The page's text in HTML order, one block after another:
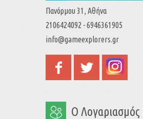
Πανόρμου 31, Αθήνα
2106424092 - 6946361905
info@gameexplorers.gr
Ο